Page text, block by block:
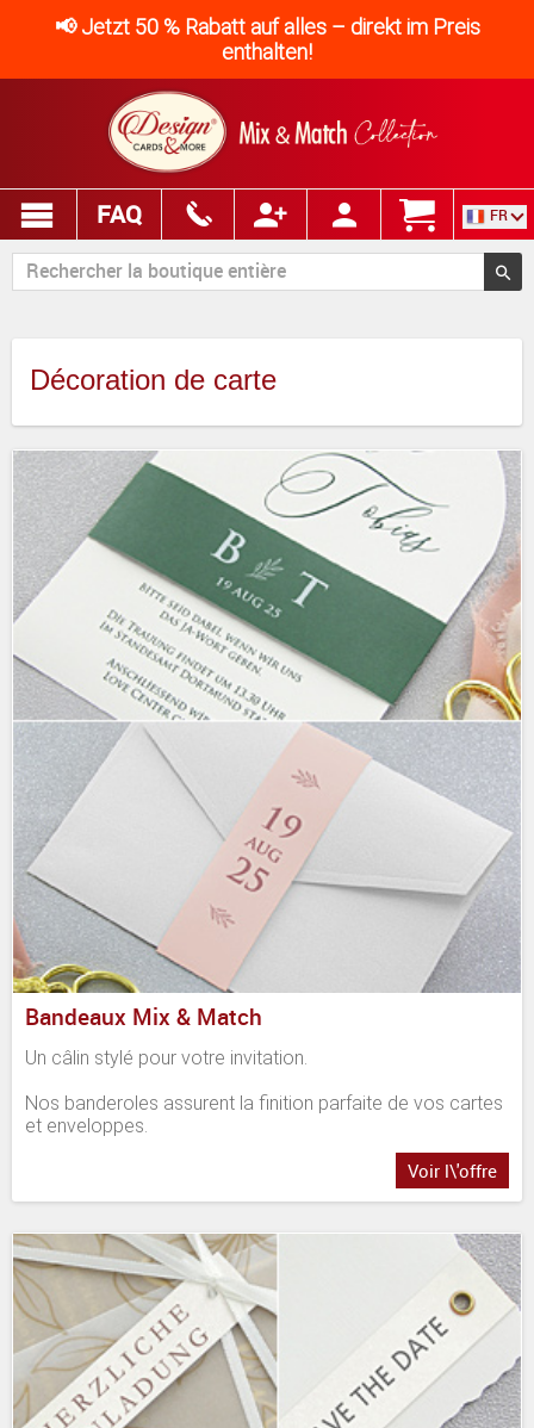
📢 Jetzt 50 % Rabatt auf alles – direkt im Preis
enthalten!
FAQ FR
Décoration de carte
Bandeaux Mix & Match
Un câlin stylé pour votre invitation.
Nos banderoles assurent la finition parfaite de vos cartes
et enveloppes.
Voir l\'offre